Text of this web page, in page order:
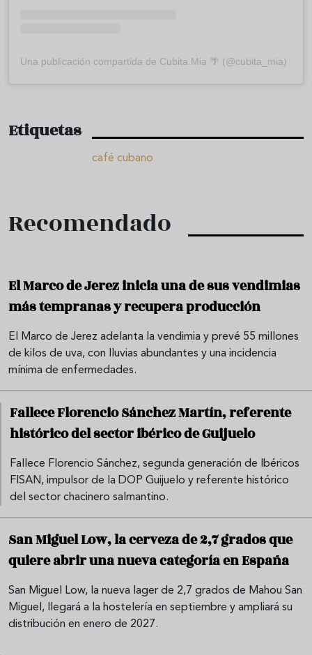
Una publicación compartida de Cubita Mia 🌴 (@cubita_mia)
Etiquetas
café cubano
Recomendado
El Marco de Jerez inicia una de sus vendimias
más tempranas y recupera producción
El Marco de Jerez adelanta la vendimia y prevé 55 millones
de kilos de uva, con lluvias abundantes y una incidencia
mínima de enfermedades.
Fallece Florencio Sánchez Martín, referente
histórico del sector ibérico de Guijuelo
Fallece Florencio Sánchez, segunda generación de Ibéricos
FISAN, impulsor de la DOP Guijuelo y referente histórico
del sector chacinero salmantino.
San Miguel Low, la cerveza de 2,7 grados que
quiere abrir una nueva categoría en España
San Miguel Low, la nueva lager de 2,7 grados de Mahou San
Miguel, llegará a la hostelería en septiembre y ampliará su
distribución en enero de 2027.